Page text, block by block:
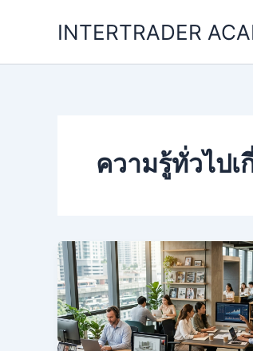
INTERTRADER
ความรู้ทั่วไปเ